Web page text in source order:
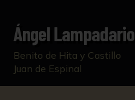
Ángel Lampadario
Benito de Hita y Castillo
Juan de Espinal